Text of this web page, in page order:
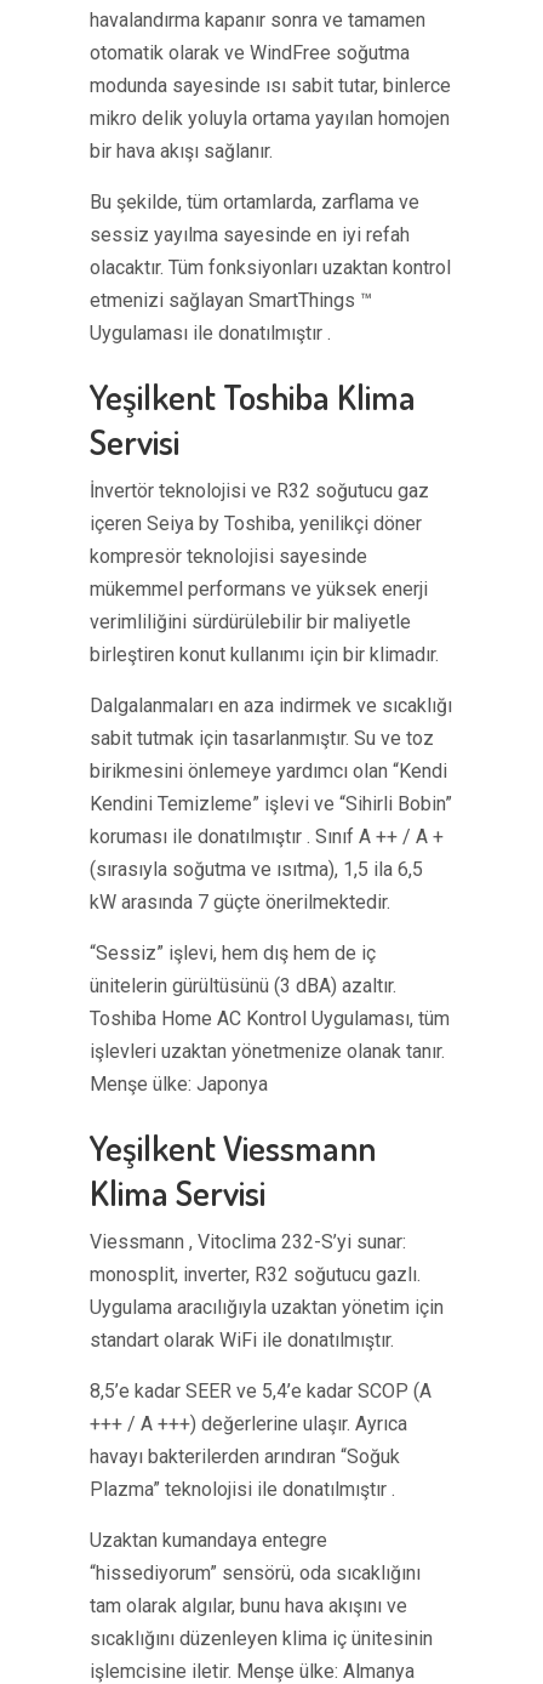
havalandırma kapanır sonra ve tamamen
otomatik olarak ve WindFree soğutma
modunda sayesinde ısı sabit tutar, binlerce
mikro delik yoluyla ortama yayılan homojen
bir hava akışı sağlanır.
Bu şekilde, tüm ortamlarda, zarflama ve
sessiz yayılma sayesinde en iyi refah
olacaktır. Tüm fonksiyonları uzaktan kontrol
etmenizi sağlayan SmartThings ™
Uygulaması ile donatılmıştır .
Yeşilkent Toshiba Klima
Servisi
İnvertör teknolojisi ve R32 soğutucu gaz
içeren Seiya by Toshiba, yenilikçi döner
kompresör teknolojisi sayesinde
mükemmel performans ve yüksek enerji
verimliliğini sürdürülebilir bir maliyetle
birleştiren konut kullanımı için bir klimadır.
Dalgalanmaları en aza indirmek ve sıcaklığı
sabit tutmak için tasarlanmıştır. Su ve toz
birikmesini önlemeye yardımcı olan “Kendi
Kendini Temizleme” işlevi ve “Sihirli Bobin”
koruması ile donatılmıştır . Sınıf A ++ / A +
(sırasıyla soğutma ve ısıtma), 1,5 ila 6,5 ​​
kW arasında 7 güçte önerilmektedir.
“Sessiz” işlevi, hem dış hem de iç
ünitelerin gürültüsünü (3 dBA) azaltır.
Toshiba Home AC Kontrol Uygulaması, tüm
işlevleri uzaktan yönetmenize olanak tanır.
Menşe ülke: Japonya
Yeşilkent Viessmann
Klima Servisi
Viessmann , Vitoclima 232-S’yi sunar:
monosplit, inverter, R32 soğutucu gazlı.
Uygulama aracılığıyla uzaktan yönetim için
standart olarak WiFi ile donatılmıştır.
8,5’e kadar SEER ve 5,4’e kadar SCOP (A
+++ / A +++) değerlerine ulaşır. Ayrıca
havayı bakterilerden arındıran “Soğuk
Plazma” teknolojisi ile donatılmıştır .
Uzaktan kumandaya entegre
“hissediyorum” sensörü, oda sıcaklığını
tam olarak algılar, bunu hava akışını ve
sıcaklığını düzenleyen klima iç ünitesinin
işlemcisine iletir. Menşe ülke: Almanya